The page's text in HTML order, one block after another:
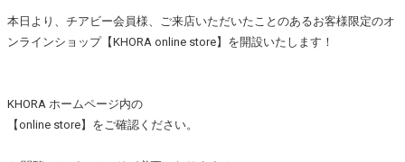
本日より、チアビー会員様、ご来店いただいたことのあるお客様限定のオ
ンラインショップ【KHORA online store】を開設いたします！
KHORA ホームページ内の
【online store】をご確認ください。